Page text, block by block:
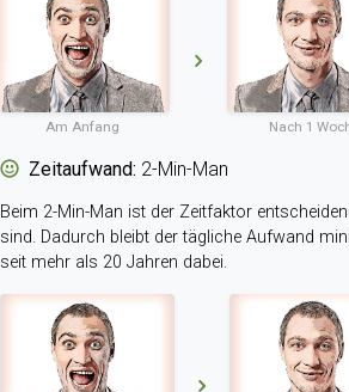
Am Anfang Nach 1
Zeitaufwand: 2-Min-Man
Beim 2-Min-Man ist der Zeitfaktor
sind. Dadurch bleibt der tägliche Aufwand
seit mehr als 20 Jahren dabei.